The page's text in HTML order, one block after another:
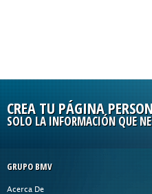
CREA TU PÁGINA
SOLO LA INFORMACIÓN QUE
GRUPO BMV
Acerca De